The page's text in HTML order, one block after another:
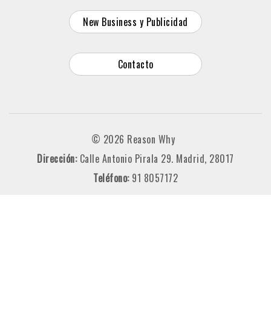
New Business y Publicidad
Contacto
© 2026 Reason Why
Dirección: Calle Antonio Pirala 29. Madrid, 28017
Teléfono: 91 8057172